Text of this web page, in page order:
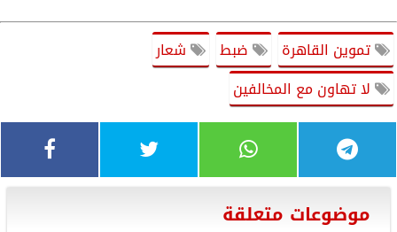
تموين القاهرة ضبط
شعار
لا تهاون مع المخالفين
موضوعات متعلقة